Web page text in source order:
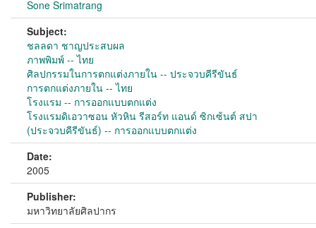
Sone Srimatrang
Subject:
ชลลดา ชาญประสบผล
ภาพพิมพ์ -- ไทย
ศิลปกรรมในการตกแต่งภายใน -- ประจวบคีรีขันธ์
การตกแต่งภายใน -- ไทย
โรงแรม -- การออกแบบตกแต่ง
โรงแรมดิเอวาซอน หัวหิน รีสอร์ท แอนด์ ซิกเซ้นต์ สปา
(ประจวบคีรีขันธ์) -- การออกแบบตกแต่ง
Date:
2005
Publisher:
มหาวิทยาลัยศิลปากร